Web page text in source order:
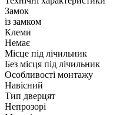
Замок
із замком
Клеми
Немає
Місце під лічильник
Без місця під лічильник
Особливості монтажу
Навісний
Тип дверцят
Непрозорі